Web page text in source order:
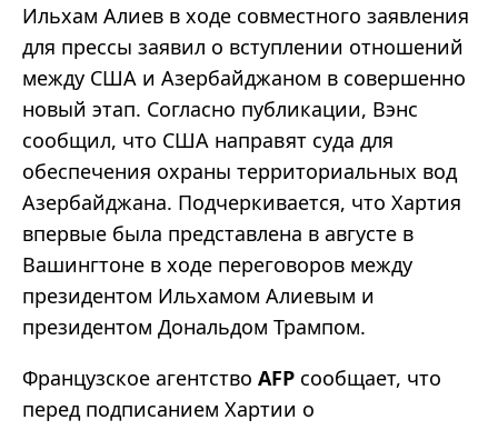
Ильхам Алиев в ходе совместного заявления
для прессы заявил о вступлении отношений
между США и Азербайджаном в совершенно
новый этап. Согласно публикации, Вэнс
сообщил, что США направят суда для
обеспечения охраны территориальных вод
Азербайджана. Подчеркивается, что Хартия
впервые была представлена в августе в
Вашингтоне в ходе переговоров между
президентом Ильхамом Алиевым и
президентом Дональдом Трампом.
Французское агентство AFP сообщает, что
перед подписанием Хартии о